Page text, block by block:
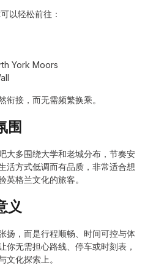
以轻松前往：
York Moors
衔接，而无需频繁换乘。
围
大多围绕大学和老城分布，节奏安
活方式低调而有品质，非常适合想
英格兰文化的旅客。
义
扬，而是行程顺畅、时间可控与体
无需担心路线、停车或时刻表，
文化探索上。